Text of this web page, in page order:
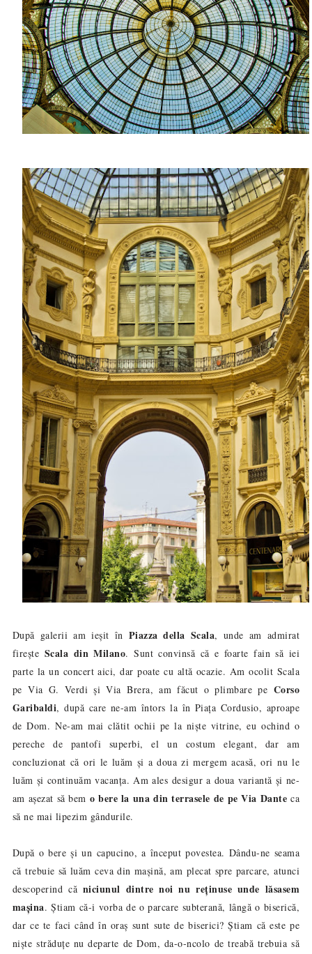
După galerii am ieșit în Piazza della Scala, unde am admirat
firește Scala din Milano. Sunt convinsă că e foarte fain să iei
parte la un concert aici, dar poate cu altă ocazie. Am ocolit Scala
pe Via G. Verdi și Via Brera, am făcut o plimbare pe Corso
Garibaldi, după care ne-am întors la în Piața Cordusio, aproape
de Dom. Ne-am mai clătit ochii pe la niște vitrine, eu ochind o
pereche de pantofi superbi, el un costum elegant, dar am
concluzionat că ori le luăm și a doua zi mergem acasă, ori nu le
luăm și continuăm vacanța. Am ales desigur a doua variantă și ne-
am așezat să bem o bere la una din terrasele de pe Via Dante ca
să ne mai lipezim gândurile.
După o bere și un capucino, a început povestea. Dându-ne seama
că trebuie să luăm ceva din mașină, am plecat spre parcare, atunci
descoperind că niciunul dintre noi nu reținuse unde lăsasem
mașina. Știam că-i vorba de o parcare subterană, lângă o biserică,
dar ce te faci când în oraș sunt sute de biserici? Știam că este pe
niște străduțe nu departe de Dom, da-o-ncolo de treabă trebuia să